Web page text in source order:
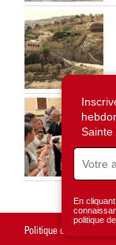
Sainte
En
politique
Politique de